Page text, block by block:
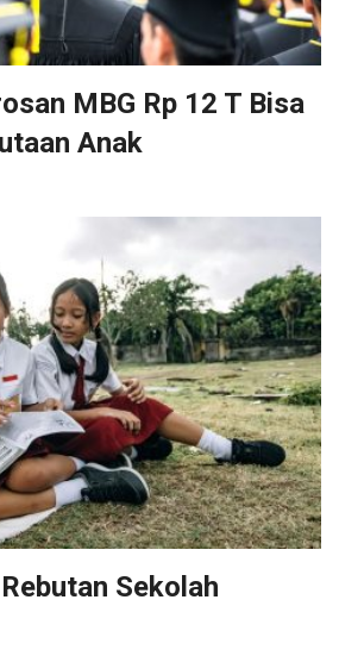
MBG Rp 12 T Bisa
Anak
Sekolah